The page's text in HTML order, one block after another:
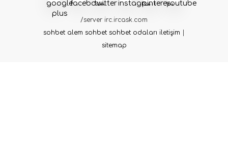
/server irc.ircask.com
sohbet alem sohbet sohbet odaları iletişim |
sitemap